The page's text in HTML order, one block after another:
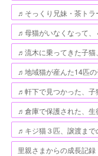
♬そっくり兄妹・茶トラ
♬母猫がいなくなって、
♬流木に乗ってきた子猫
♬地域猫が産んた14匹
♬軒下で見つかった、子
♬倉庫で保護された、生
♬キジ猫３匹、譲渡まで
里親さまからの成長記録